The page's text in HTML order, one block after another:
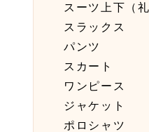
スーツ上下（
スラックス
パンツ
スカート
ワンピース
ジャケット
ポロシャツ